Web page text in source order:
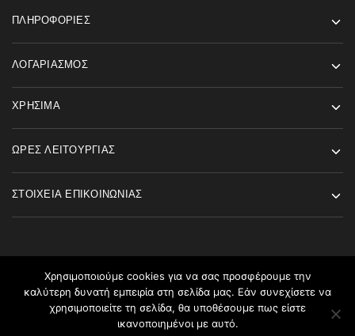
ΠΛΗΡΟΦΟΡΊΕΣ
ΛΟΓΑΡΙΑΣΜΌΣ
ΧΡΉΣΙΜΑ
ΏΡΕΣ ΛΕΙΤΟΥΡΓΊΑΣ
ΣΤΟΙΧΕΊΑ ΕΠΙΚΟΙΝΩΝΊΑΣ
©2026 Angels Fashion All rights reserved
Χρησιμοποιούμε cookies για να σας προσφέρουμε την
καλύτερη δυνατή εμπειρία στη σελίδα μας. Εάν συνεχίσετε να
χρησιμοποιείτε τη σελίδα, θα υποθέσουμε πως είστε
ικανοποιημένοι με αυτό.